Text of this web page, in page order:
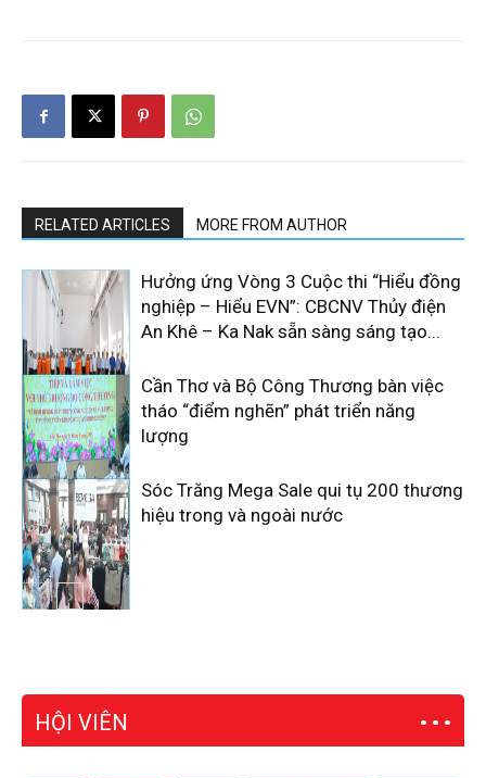
RELATED ARTICLES MORE FROM AUTHOR
Hưởng ứng Vòng 3 Cuộc thi “Hiểu đồng
nghiệp – Hiểu EVN”: CBCNV Thủy điện
An Khê – Ka Nak sẵn sàng sáng tạo...
Cần Thơ và Bộ Công Thương bàn việc
tháo “điểm nghẽn” phát triển năng
lượng
Sóc Trăng Mega Sale qui tụ 200 thương
hiệu trong và ngoài nước
HỘI VIÊN